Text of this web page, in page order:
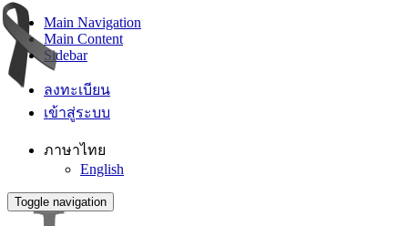
Main Navigation
Main Content
Sidebar
ลงทะเบียน
เข้าสู่ระบบ
ภาษาไทย
English
Toggle navigation